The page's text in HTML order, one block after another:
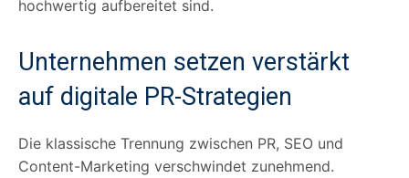
hochwertig aufbereitet sind.
Unternehmen setzen verstärkt
auf digitale PR-Strategien
Die klassische Trennung zwischen PR, SEO und
Content-Marketing verschwindet zunehmend.